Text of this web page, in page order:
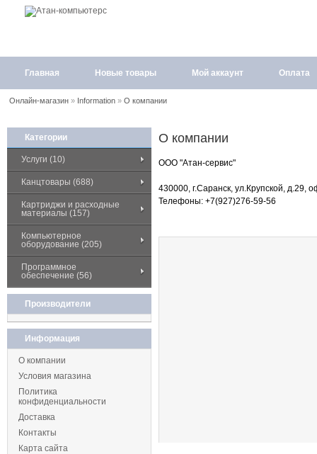
Главная Новые товары Мой аккаунт Оплата
Онлайн-магазин» Information» О компании
Категории
Услуги (10)
Канцтовары (688)
Картриджи и расходные
материалы (157)
Компьютерное
оборудование (205)
Программное
обеспечение (56)
Производители
Информация
О компании
Условия магазина
Политика
конфиденциальности
Доставка
Контакты
Карта сайта
О компании
ООО "Атан-сервис"
430000, г.Саранск, ул.Крупской, д.29,
Телефоны: +7(927)276-59-56